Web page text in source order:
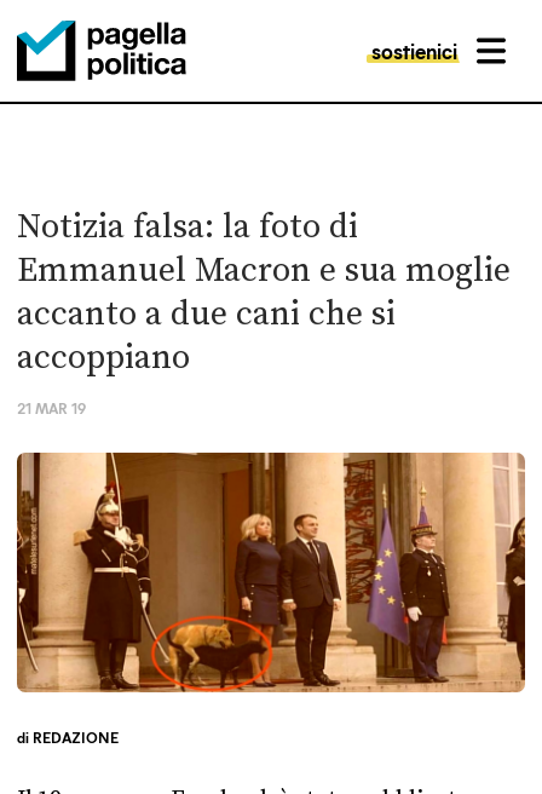
Pagella Politica Logo
sostienici MENU
Notizia falsa: la foto di
Emmanuel Macron e sua moglie
accanto a due cani che si
accoppiano
21 MAR 19
di REDAZIONE